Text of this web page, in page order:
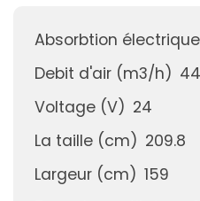
Absorbtion
Debit d'air (m3/h)
Voltage (V) 24
La taille (cm) 209.8
Largeur (cm) 159